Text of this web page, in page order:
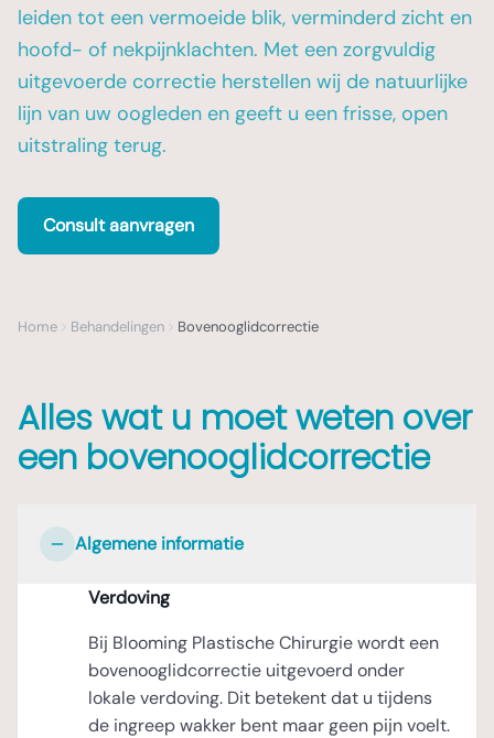
leiden tot een vermoeide blik, verminderd zicht en
hoofd- of nekpijnklachten. Met een zorgvuldig
uitgevoerde correctie herstellen wij de natuurlijke
lijn van uw oogleden en geeft u een frisse, open
uitstraling terug.
Consult aanvragen
Home Behandelingen Bovenooglidcorrectie
Alles wat u moet weten over
een bovenooglidcorrectie
Algemene informatie
Verdoving
Bij Blooming Plastische Chirurgie wordt een
bovenooglidcorrectie uitgevoerd onder
lokale verdoving. Dit betekent dat u tijdens
de ingreep wakker bent maar geen pijn voelt.